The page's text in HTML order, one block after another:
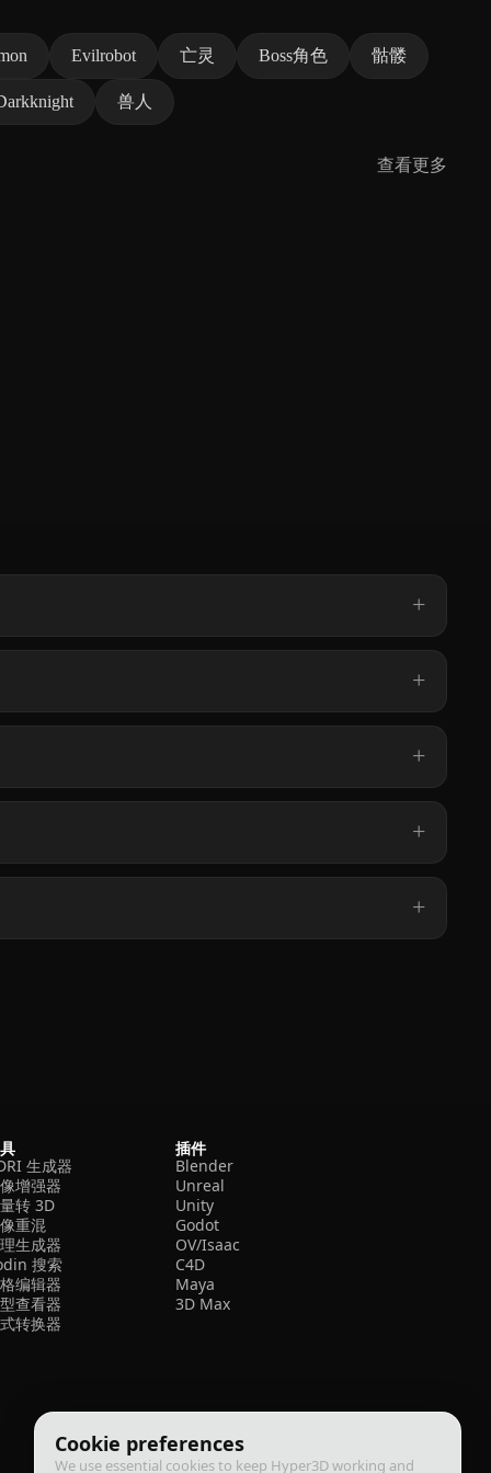
Cookie preferences
We use essential cookies to keep Hyper3D working and
Evilrobot 亡灵 Boss角色 骷髅
兽人
查看更多
生成器
增强器
转 3D
重混
生成器
搜索
编辑器
查看器
转换器
插件
Blender
Unreal
Unity
Godot
OV/Isaac
C4D
Maya
3D Max